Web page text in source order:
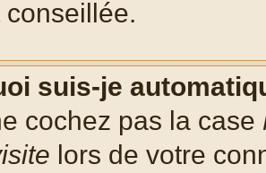
suis-je
cochez pas la case
lors de votre